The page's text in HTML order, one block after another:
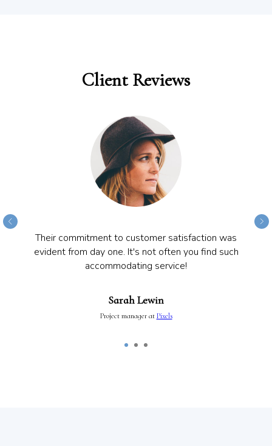
Client Reviews
Their commitment to customer satisfaction was
evident from day one. It's not often you find such
accommodating service!
Sarah Lewin
Project manager at Pixels